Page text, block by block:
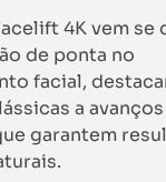
4K vem se
de ponta no
facial,
a avanços
garantem